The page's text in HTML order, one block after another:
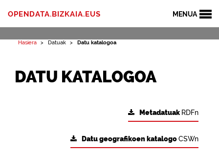
MENUA
OPENDATA.BIZKAIA.EUS
Hasiera Datuak Datu katalogoa
DATU KATALOGOA
Metadatuak RDFn
Datu geografikoen katalogoCSWn